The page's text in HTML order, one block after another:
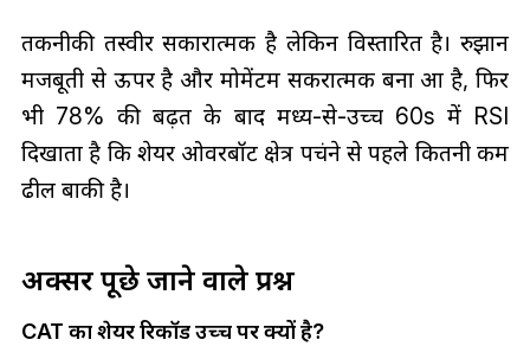
तकनीकी तस्वीर सकारात्मक है लेकिन विस्तारित है। रुझान
मजबूती से ऊपर है और मोमेंटम सकरात्मक बना हुआ है, फिर
भी 78% की बढ़त के बाद मध्य-से-उच्च 60s में RSI
दिखाता है कि शेयर ओवरबॉट क्षेत्र पहुंचने से पहले कितनी कम
ढील बाकी है।
अक्सर पूछे जाने वाले प्रश्न
CAT का शेयर रिकॉर्ड उच्च पर क्यों है?